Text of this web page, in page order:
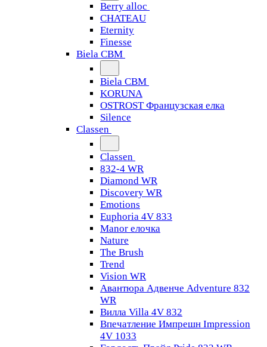
Berry alloc
CHATEAU
Eternity
Finesse
Biela CBM
Biela CBM
KORUNA
OSTROST Французская елка
Silence
Classen
Classen
832-4 WR
Diamond WR
Discovery WR
Emotions
Euphoria 4V 833
Manor елочка
Nature
The Brush
Trend
Vision WR
Авантюра Адвенче Adventure 832
WR
Вилла Villa 4V 832
Впечатление Импрешн Impression
4V 1033